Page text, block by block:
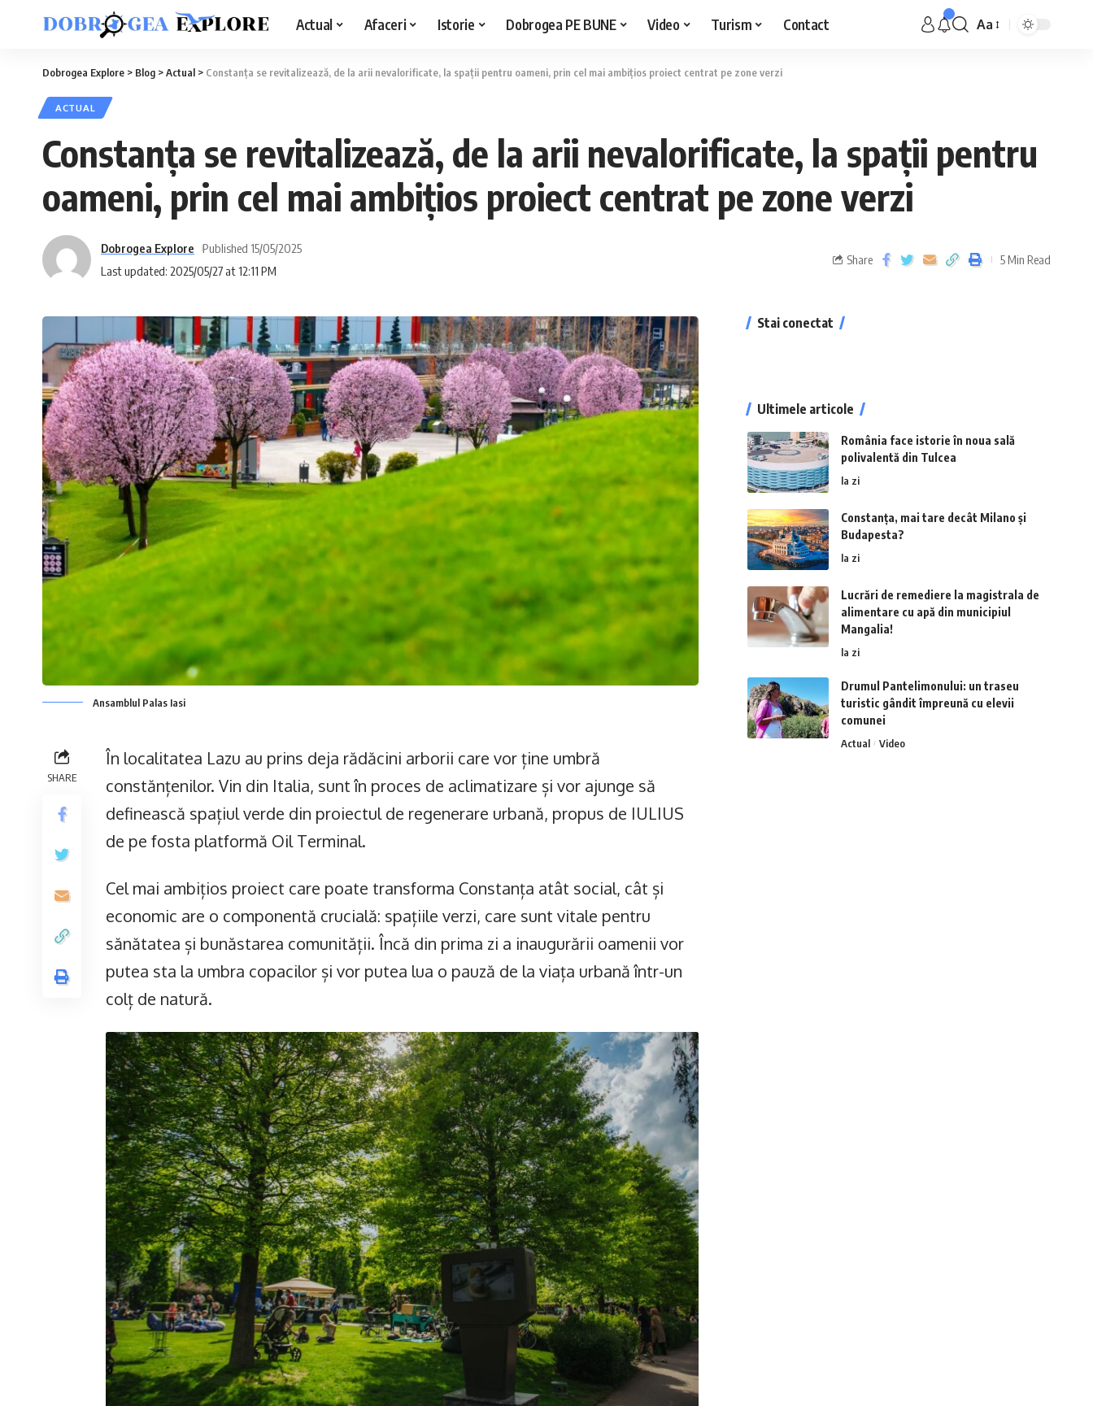
Actual Afaceri Istorie Dobrogea PE BUNE Video Turism Contact Aa
Dobrogea Explore > Blog >Actual > Constanța se revitalizează, de la arii nevalorificate, la spații pentru oameni, prin cel mai ambițios proiect centrat pe zone verzi
ACTUAL
Constanța se revitalizează, de la arii nevalorificate, la spații pentru
oameni, prin cel mai ambițios proiect centrat pe zone verzi
Last updated: 2025/05/27 at 12:11 PM
Dobrogea Explore Published 15/05/2025
Share 5 Min Read
Ansamblul Palas Iasi
SHARE
În localitatea Lazu au prins deja rădăcini arborii care vor ține umbră
constănțenilor. Vin din Italia, sunt în proces de aclimatizare și vor ajunge să
definească spațiul verde din proiectul de regenerare urbană, propus de IULIUS
de pe fosta platformă Oil Terminal.
Cel mai ambițios proiect care poate transforma Constanța atât social, cât și
economic are o componentă crucială: spațiile verzi, care sunt vitale pentru
sănătatea și bunăstarea comunității. Încă din prima zi a inaugurării oamenii vor
putea sta la umbra copacilor și vor putea lua o pauză de la viața urbană într-un
colț de natură.
Stai conectat
Ultimele articole
România face istorie în noua sală
polivalentă din Tulcea
la zi
Constanța, mai tare decât Milano și
Budapesta?
la zi
Lucrări de remediere la magistrala de
alimentare cu apă din municipiul
Mangalia!
la zi
Drumul Pantelimonului: un traseu
turistic gândit împreună cu elevii
comunei
Actual Video